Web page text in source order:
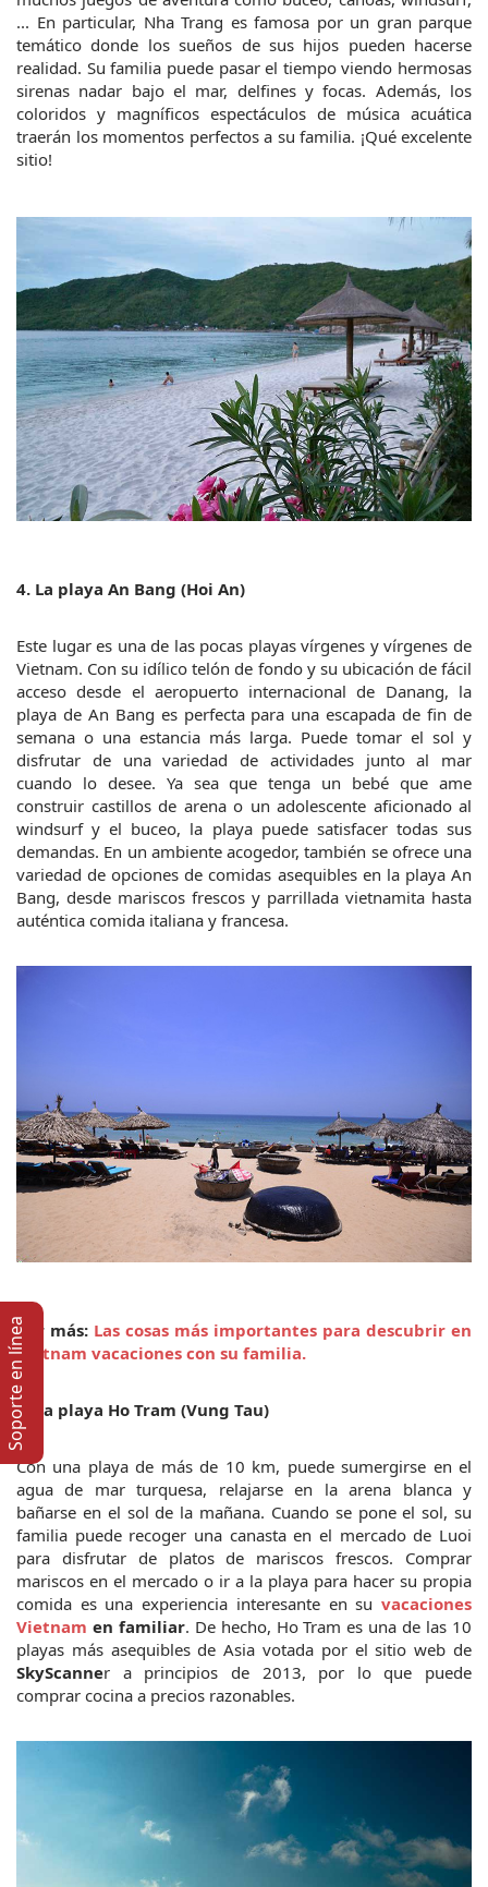
... En particular, Nha Trang es famosa por un gran parque
temático donde los sueños de sus hijos pueden hacerse
realidad. Su familia puede pasar el tiempo viendo hermosas
sirenas nadar bajo el mar, delfines y focas. Además, los
coloridos y magníficos espectáculos de música acuática
traerán los momentos perfectos a su familia. ¡Qué excelente
sitio!
4. La playa An Bang (Hoi An)
Este lugar es una de las pocas playas vírgenes y vírgenes de
Vietnam. Con su idílico telón de fondo y su ubicación de fácil
acceso desde el aeropuerto internacional de Danang, la
playa de An Bang es perfecta para una escapada de fin de
semana o una estancia más larga. Puede tomar el sol y
disfrutar de una variedad de actividades junto al mar
cuando lo desee. Ya sea que tenga un bebé que ame
construir castillos de arena o un adolescente aficionado al
windsurf y el buceo, la playa puede satisfacer todas sus
demandas. En un ambiente acogedor, también se ofrece una
variedad de opciones de comidas asequibles en la playa An
Bang, desde mariscos frescos y parrillada vietnamita hasta
auténtica comida italiana y francesa.
Ver más: Las cosas más importantes para descubrir en
Vietnam vacaciones con su familia.
5. La playa Ho Tram (Vung Tau)
Con una playa de más de 10 km, puede sumergirse en el
agua de mar turquesa, relajarse en la arena blanca y
bañarse en el sol de la mañana. Cuando se pone el sol, su
familia puede recoger una canasta en el mercado de Luoi
para disfrutar de platos de mariscos frescos. Comprar
mariscos en el mercado o ir a la playa para hacer su propia
comida es una experiencia interesante en su vacaciones
Vietnam en familiar. De hecho, Ho Tram es una de las 10
SkyScanner a principios de 2013, por lo que puede
comprar cocina a precios razonables.
Soporte en lí­nea